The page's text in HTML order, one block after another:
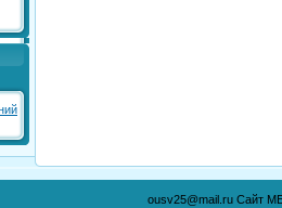
ousv25@mail.ru Сайт